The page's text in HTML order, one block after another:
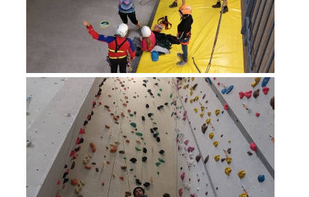
Procédure d'alarme